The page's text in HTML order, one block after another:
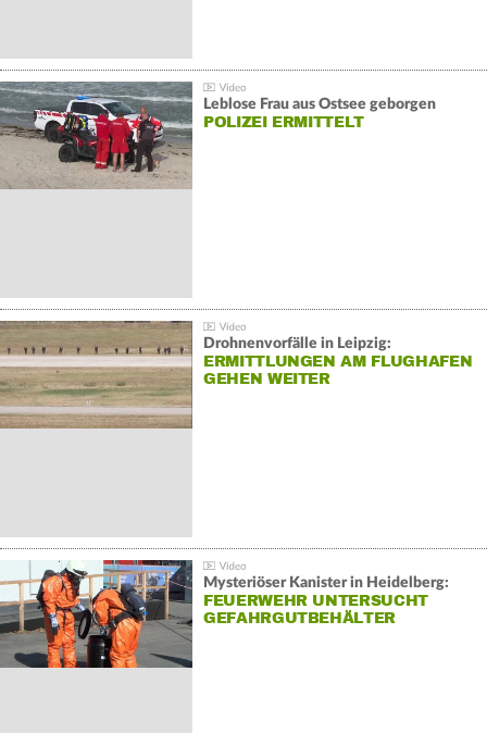
Leblose Frau aus Ostsee geborgen
POLIZEI ERMITTELT
Drohnenvorfälle in Leipzig:
ERMITTLUNGEN AM FLUGHAFEN
GEHEN WEITER
Mysteriöser Kanister in Heidelberg:
FEUERWEHR UNTERSUCHT
GEFAHRGUTBEHÄLTER